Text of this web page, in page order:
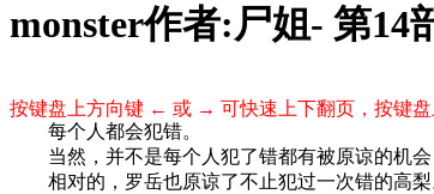
monster作者:尸姐- 第14
按键盘上方向键 ← 或 → 可快速上下翻页，按键盘
每个人都会犯错。
当然，并不是每个人犯了错都有被原谅的机会
相对的，罗岳也原谅了不止犯过一次错的高梨